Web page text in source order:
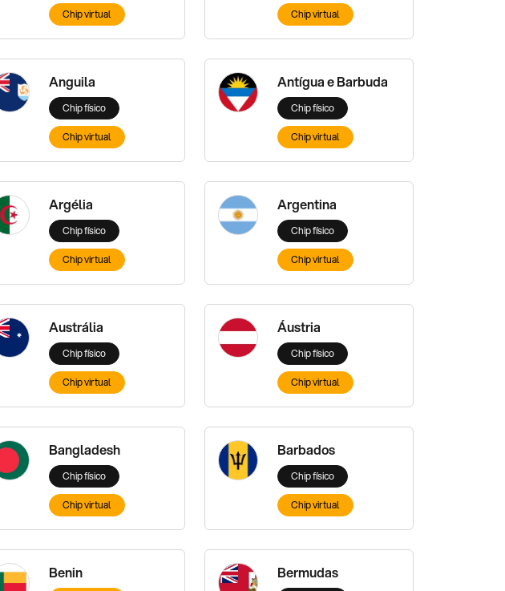
Chip virtual Chip virtual
Anguila
Chip físico
Chip virtual
Antígua e Barbuda
Chip físico
Chip virtual
Argélia
Chip físico
Chip virtual
Argentina
Chip físico
Chip virtual
Austrália
Chip físico
Chip virtual
Áustria
Chip físico
Chip virtual
Bangladesh
Chip físico
Chip virtual
Barbados
Chip físico
Chip virtual
Benin Bermudas